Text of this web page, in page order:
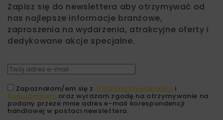
Zapisz się do newslettera aby otrzymywać od
nas najlepsze informacje branżowe,
zaproszenia na wydarzenia, atrakcyjne oferty i
dedykowane akcje specjalne.
Zapoznałam/em się z Polityką Prywatności i
Regulaminem oraz wyrażam zgodę na otrzymywanie na
podany przeze mnie adres e-mail korespondencji
handlowej w postaci newslettera.